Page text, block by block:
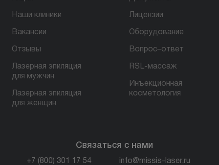
БЕСПЛАТНАЯ КОНСУЛЬТАЦИЯ
Наши клиники
Вакансии
Отзывы
Лазерная эпиляция
для мужчин
Лазерная эпиляция
для женщин
Лицензии
Оборудование
Вопрос–ответ
RSL-массаж
Инъекционная
косметология
Связаться с нами
+7 (800) 301 17 54 info@missis-laser.ru